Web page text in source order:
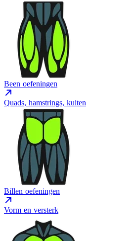
Been oefeningen
Quads, hamstrings, kuiten
Billen oefeningen
Vorm en versterk